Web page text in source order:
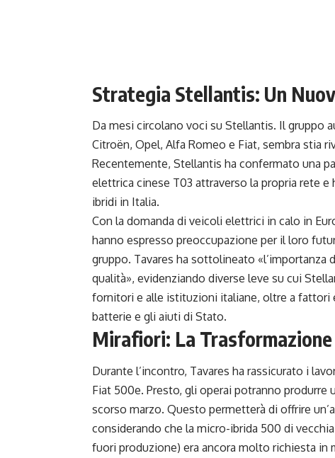
Strategia Stellantis: Un
Da mesi circolano voci su Stellantis. Il gruppo
Citroën, Opel, Alfa Romeo e Fiat, sembra stia
Recentemente, Stellantis ha confermato una
elettrica cinese T03 attraverso la propria rete
ibridi in Italia.
Con la domanda di veicoli elettrici in calo in
hanno espresso preoccupazione per il loro
gruppo. Tavares ha sottolineato
qualità», evidenziando diverse leve su cui
fornitori e alle istituzioni italiane, oltre a fattori
batterie e gli aiuti di Stato.
Mirafiori: La
Durante l’incontro, Tavares ha rassicurato i
Fiat 500e. Presto, gli operai potranno
scorso marzo. Questo permetterà di offrire
considerando che la micro-ibrida 500 di
fuori produzione) era ancora molto richiesta in